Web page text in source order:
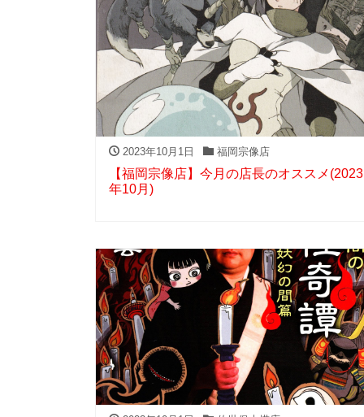
2023年10月1日 福岡宗像店
【福岡宗像店】今月の店長のオススメ(2023
年10月)